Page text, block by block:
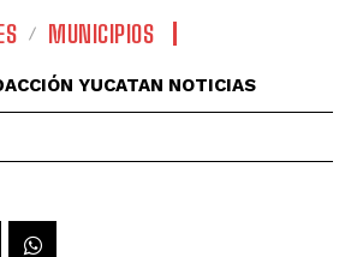
MUNICIPIOS
YUCATAN NOTICIAS